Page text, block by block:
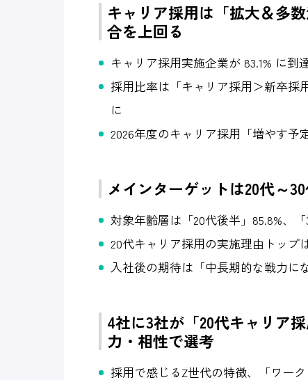
キャリア採用は「拡大＆多
合を上回る
キャリア採用実施企業が 83.1% に
採用比率は「キャリア採用＞新卒採
に
2026年度のキャリア採用「増やす予
メインターゲットは20代～
対象年齢層は「20代後半」85.8%、
20代キャリア採用の実施理由トップ
入社後の期待は「中長期的な戦力に
4社に3社が「20代キャリア
力・相性で選考
採用で感じるZ世代の特徴、「ワー